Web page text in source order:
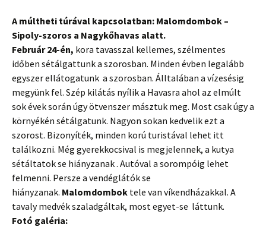
A múltheti túrával kapcsolatban: Malomdombok –
Sipoly-szoros a Nagykőhavas alatt.
Február 24-én, kora tavasszal kellemes, szélmentes
időben sétálgattunk a szorosban. Minden évben legalább
egyszer ellátogatunk a szorosban. Álltalában a vízesésig
megyünk fel. Szép kilátás nyílik a Havasra ahol az elmúlt
sok évek során úgy ötvenszer másztuk meg. Most csak úgy a
környékén sétálgatunk. Nagyon sokan kedvelik ezt a
szorost. Bizonyíték, minden korú turistával lehet itt
találkozni. Még gyerekkocsival is megjelennek, a kutya
sétáltatok se hiányzanak . Autóval a sorompóig lehet
felmenni. Persze a vendéglátók se
hiányzanak. Malomdombok tele van víkendházakkal. A
tavaly medvék szaladgáltak, most egyet-se láttunk.
Fotó galéria: